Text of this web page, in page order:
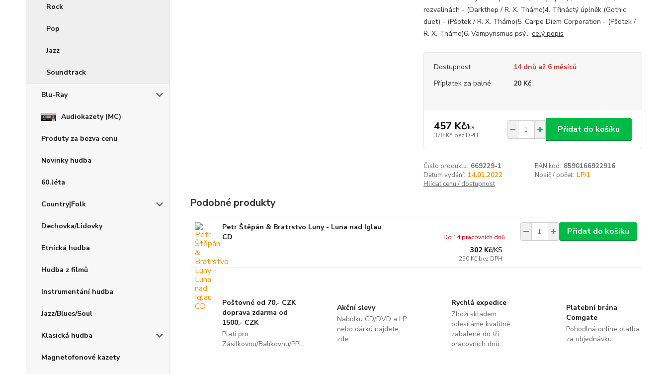
Rock
Pop
Jazz
Soundtrack
Blu-Ray
Audiokazety (MC)
Produty za bezva cenu
Novinky hudba
60.léta
Country|Folk
Dechovka/Lidovky
Etnická hudba
Hudba z filmů
Instrumentání hudba
Jazz/Blues/Soul
Klasická hudba
Magnetofonové kazety
rozvalinách - (Darkthep / R. X. Thámo)4. Třináctý úplněk (Gothic
duet) - (Pšotek / R. X. Thámo)5. Carpe Diem Corporation - (Pšotek /
R. X. Thámo)6. Vampyrismus psý... celý popis
Dostupnost
14 dnů až 6 měsíců
Příplatek za balné
20 Kč
457 Kč/ks
378 Kč bez DPH
Přidat do košíku
Číslo produktu: 669229-1 EAN kód: 8590166922916
Datum vydání: 14.01.2022 Nosič / počet: LP/1
Hlídat cenu / dostupnost
Podobné produkty
Petr Štěpán & Bratrstvo Luny - Luna nad Iglau
CD
302 Kč/KS
250 Kč bez DPH
Do 14 pracovních dnů
Přidat do košíku
Poštovné od 70,- CZK
doprava zdarma od
1500,- CZK
Platí pro
Zásilkovnu/Balíkovnu/PPL.
Akční slevy
Nabídku CD/DVD a LP
nebo dárků najdete
zde..
Rychlá expedice
Zboží skladem
odesíláme kvalitně
zabalené do tří
pracovních dnů..
Platební brána
Comgate
Pohodlná online platba
za objednávku.